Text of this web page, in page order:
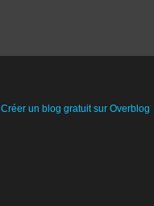
Créer un blog gratuit sur Overblog